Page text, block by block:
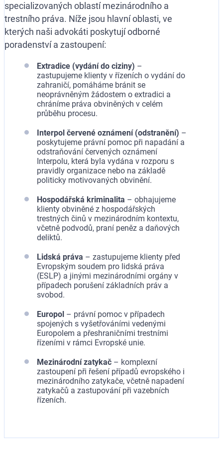
specializovaných oblastí mezinárodního a
trestního práva. Níže jsou hlavní oblasti, ve
kterých naši advokáti poskytují odborné
poradenství a zastoupení:
Extradice (vydání do ciziny) –
zastupujeme klienty v řízeních o vydání do
zahraničí, pomáháme bránit se
neoprávněným žádostem o extradici a
chráníme práva obviněných v celém
průběhu procesu.
Interpol červené oznámení (odstranění) –
poskytujeme právní pomoc při napadání a
odstraňování červených oznámení
Interpolu, která byla vydána v rozporu s
pravidly organizace nebo na základě
politicky motivovaných obvinění.
Hospodářská kriminalita – obhajujeme
klienty obviněné z hospodářských
trestných činů v mezinárodním kontextu,
včetně podvodů, praní peněz a daňových
deliktů.
Lidská práva – zastupujeme klienty před
Evropským soudem pro lidská práva
(ESLP) a jinými mezinárodními orgány v
případech porušení základních práv a
svobod.
Europol – právní pomoc v případech
spojených s vyšetřováními vedenými
Europolem a přeshraničními trestními
řízeními v rámci Evropské unie.
Mezinárodní zatykač – komplexní
zastoupení při řešení případů evropského i
mezinárodního zatykače, včetně napadení
zatykačů a zastupování při vazebních
řízeních.